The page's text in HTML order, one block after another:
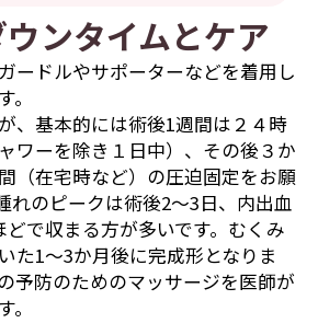
ンタイムとケア
ードルやサポーターなどを着用し
、基本的には術後1週間は２４時
ワーを除き１日中）、その後３か
（在宅時など）の圧迫固定をお願
れのピークは術後2〜3日、内出血
どで収まる方が多いです。むくみ
た1〜3か月後に完成形となりま
予防のためのマッサージを医師が